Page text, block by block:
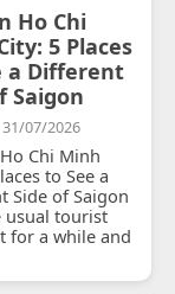
Ho Chi
5 Places
a Different
Saigon
07/2026
Chi Minh
to See a
Side of Saigon
usual tourist
for a while and